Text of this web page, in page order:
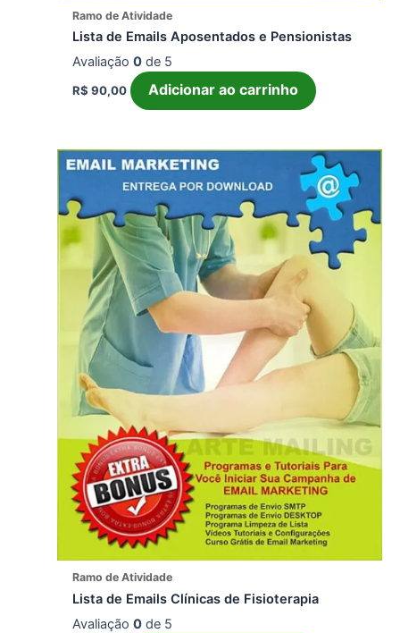
Ramo de Atividade
Lista de Emails Aposentados e Pensionistas
Avaliação0 de 5
R$ 90,00 Adicionar ao carrinho
Ramo de Atividade
Lista de Emails Clínicas de Fisioterapia
Avaliação0 de 5